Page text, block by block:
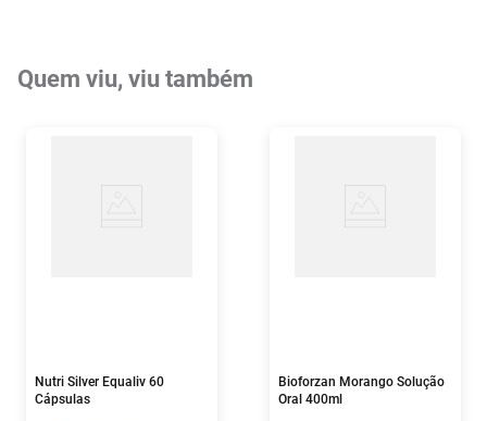
Quem viu, viu também
Nutri Silver Equaliv 60
Cápsulas
Bioforzan Morango Solução
Oral 400ml